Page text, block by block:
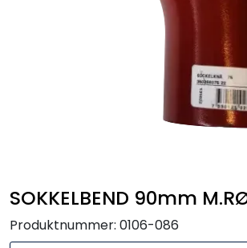
SOKKELBEND 90mm
Produktnummer: 0106-086